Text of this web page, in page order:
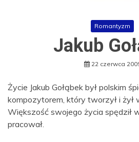
Romantyzm
Jakub
22 czerwca
Życie Jakub Gołąbek był polskim
kompozytorem, który tworzył i żył
Większość swojego życia spędził
pracował.